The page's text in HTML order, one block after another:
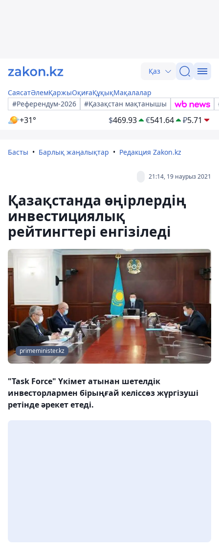
Қаз
СаясатӘлемҚаржыОқиғаҚұқықМақалалар
#Референдум-2026
#Қазақстан мақтанышы
+31° $469.93 €541.64 ₽5.71
Басты Барлық жаңалықтар Редакция Zakon.kz
21:14, 19 наурыз 2021
Қазақстанда өңірлердің
инвестициялық
рейтингтері енгізіледі
primeminister.kz
"Task Force" Үкімет атынан шетелдік
инвесторлармен бірыңғай келіссөз жүргізуші
ретінде әрекет етеді.